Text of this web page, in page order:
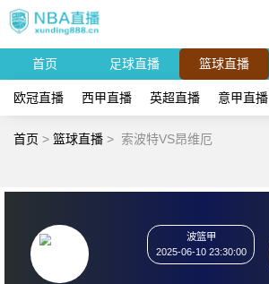
首页 足球直播 篮球直播
欧冠直播 西甲直播 英超直播 意甲直播
首页 > 篮球直播 > 索波特VS昂维厄